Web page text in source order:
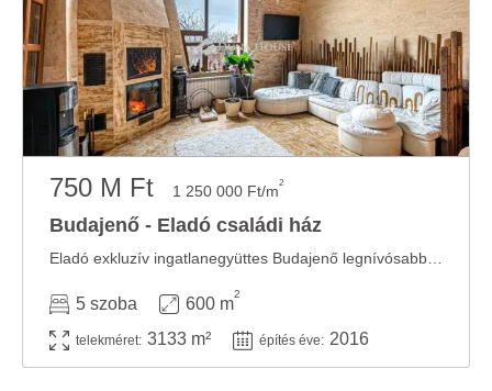
750 M Ft 1 250 000 Ft/m2
Budajenő - Eladó családi ház
5 szoba 600 m
2
telekméret: 3133 m² építés éve: 2016